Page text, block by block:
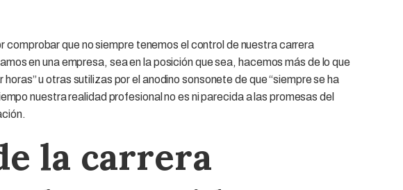
comprobar que no siempre tenemos el control de nuestra carrera
en una empresa, sea en la posición que sea, hacemos más de lo que
horas” u otras sutilizas por el anodino sonsonete de que “siempre se ha
nuestrarealidad profesional no es ni parecida a las promesas del
la carrera